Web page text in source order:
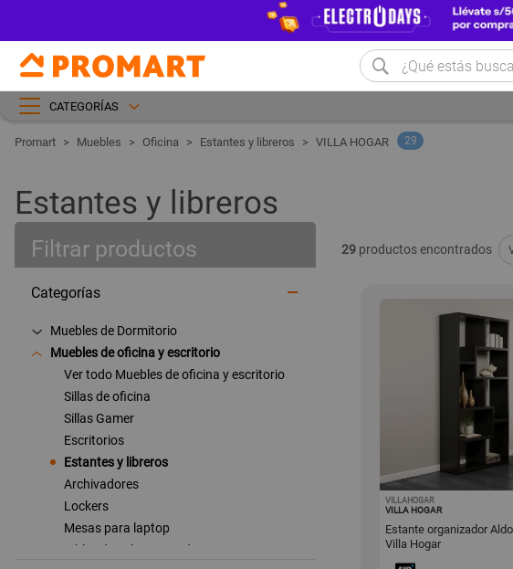
CATEGORÍAS
Muebles Oficina Estantes y libreros VILLA HOGAR 29
Estantes y libreros
Filtrar productos
Categorías
Muebles de Dormitorio
Muebles de oficina y escritorio
Ver todo Muebles de oficina y escritorio
Sillas de oficina
Sillas Gamer
Escritorios
Estantes y libreros
Archivadores
Lockers
Mesas para laptop
Muebles de sala y comedor
29 productos encontrados
VILLAHOGAR
VILLA HOGAR
Estante organizador
Villa Hogar